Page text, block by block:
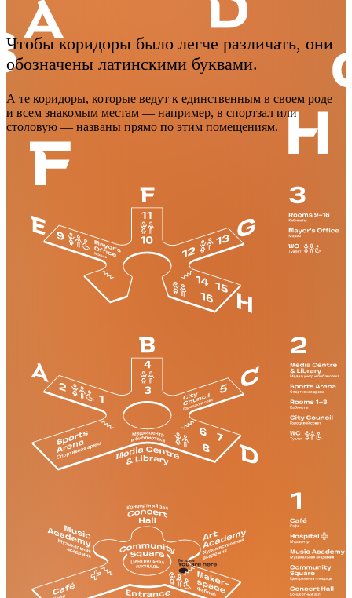
Чтобы коридоры было легче различать, они
обозначены латинскими буквами.
А те коридоры, которые ведут к единственным в своем роде
и всем знакомым местам — например, в спортзал или
столовую — названы прямо по этим помещениям.